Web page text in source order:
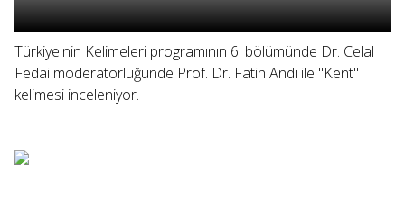
Türkiye'nin Kelimeleri programının 6. bölümünde Dr. Celal
Fedai moderatörlüğünde Prof. Dr. Fatih Andı ile "Kent"
kelimesi inceleniyor.